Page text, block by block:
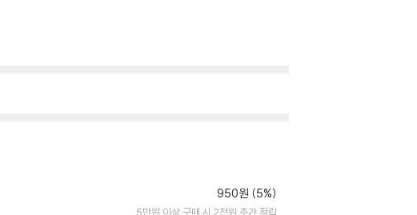
950원 (5%)
5만원 이상 구매 시 2천원 추가 적립